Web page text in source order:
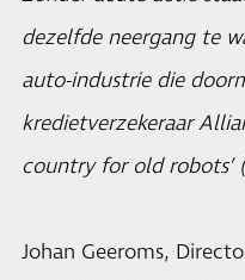
dezelfde neergang te
auto-industrie die
kredietverzekeraar
country for old robots’
Johan Geeroms,